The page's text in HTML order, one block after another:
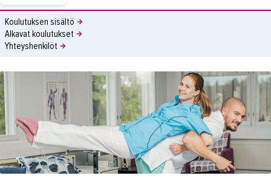
Koulutuksen sisältö
Alkavat koulutukset
Yhteyshenkilöt